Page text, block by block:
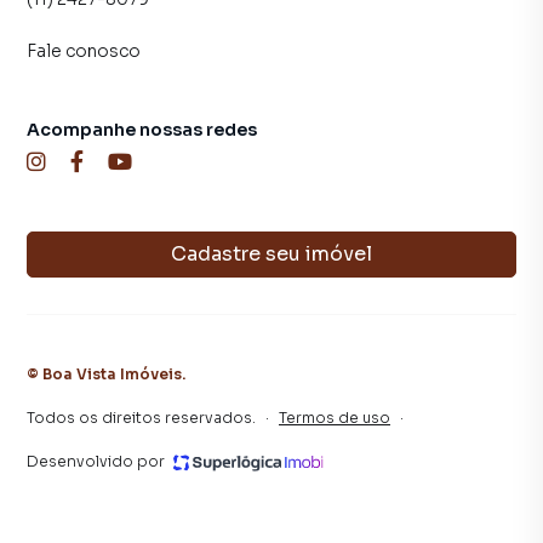
central de atendimento preparada para atender
Fale conosco
Cadastre seu imóvel
Acompanhe nossas redes
© Boa Vista Imóveis.
Todos os direitos reservados. · Termos de uso ·
Desenvolvido por